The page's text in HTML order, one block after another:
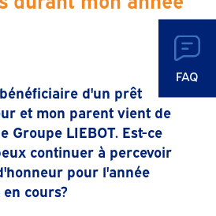
FAQ
d'un prêt
et mon parent vient de
Groupe LIEBOT. Est-ce
continuer à percevoir
pour l'année
cours?